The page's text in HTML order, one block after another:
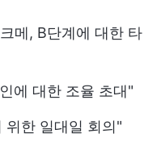
메, B단계에 대한 타
에 대한 조율 초대"
위한 일대일 회의"